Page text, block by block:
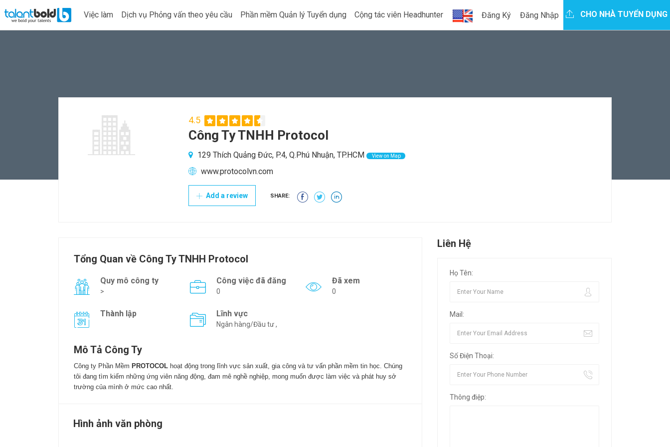
Việc làm Dịch vụ Phỏng vấn theo yêu cầu Phần mềm Quản lý Tuyển dụng Cộng tác viên Headhunter Đăng Ký Đăng Nhập CHO NHÀ TUYỂN DỤNG
4.5
Công Ty TNHH Protocol
129 Thích Quảng Đức, P.4, Q.Phú Nhuận, TP.HCM View on Map
www.protocolvn.com
Add a review SHARE:
Tổng Quan về Công Ty TNHH Protocol
Quy mô công ty
>
Công việc đã đăng
0
Đã xem
0
Thành lập Lĩnh vực
Ngân hàng/Đầu tư ,
Mô Tả Công Ty
Công ty Phần Mềm PROTOCOL hoạt động trong lĩnh vực sản xuất, gia công và tư vấn phần mềm tin học. Chúng
tôi đang tìm kiếm những ứng viên năng động, đam mê nghề nghiệp, mong muốn được làm việc và phát huy sở
trường của mình ở mức cao nhất.
Hình ảnh văn phòng
Liên Hệ
Họ Tên:
Mail:
Số Điện Thoại:
Thông điệp: